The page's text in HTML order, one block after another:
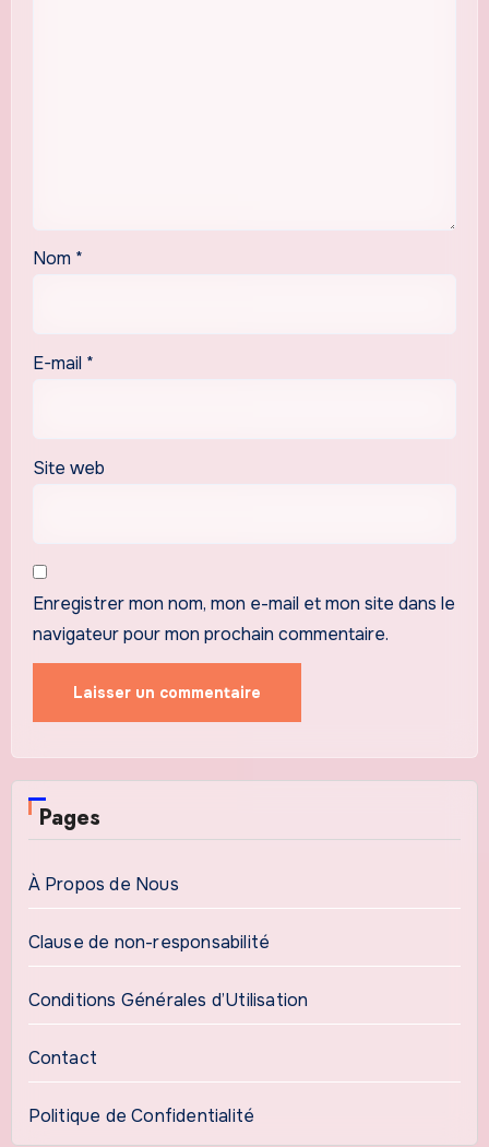
Nom *
E-mail *
Site web
Enregistrer mon nom, mon e-mail et mon site dans le
navigateur pour mon prochain commentaire.
Pages
À Propos de Nous
Clause de non-responsabilité
Conditions Générales d’Utilisation
Contact
Politique de Confidentialité